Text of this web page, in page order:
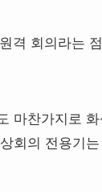
격 회의라는
마찬가지로
회의 전용기